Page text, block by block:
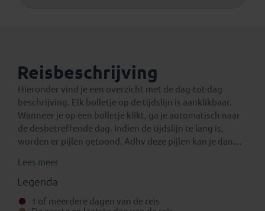
Reisbeschrijving
Hieronder vind je een overzicht met de dag-tot-dag
beschrijving. Elk bolletje op de tijdslijn is aanklikbaar.
Wanneer je op een bolletje klikt, ga je automatisch naar
de desbetreffende dag. Indien de tijdslijn te lang is,
worden er pijlen getoond. Adhv deze pijlen kan je dan
Een verlenging voor na de reis
Eventuele standaard verlengingen van deze rondreis
kun je vinden onder het aparte tabblad ‘Verlengingen’.
Daarnaast is het mogelijk om bij boeking (in het
Lees meer
Legenda
1 of meerdere dagen van de reis